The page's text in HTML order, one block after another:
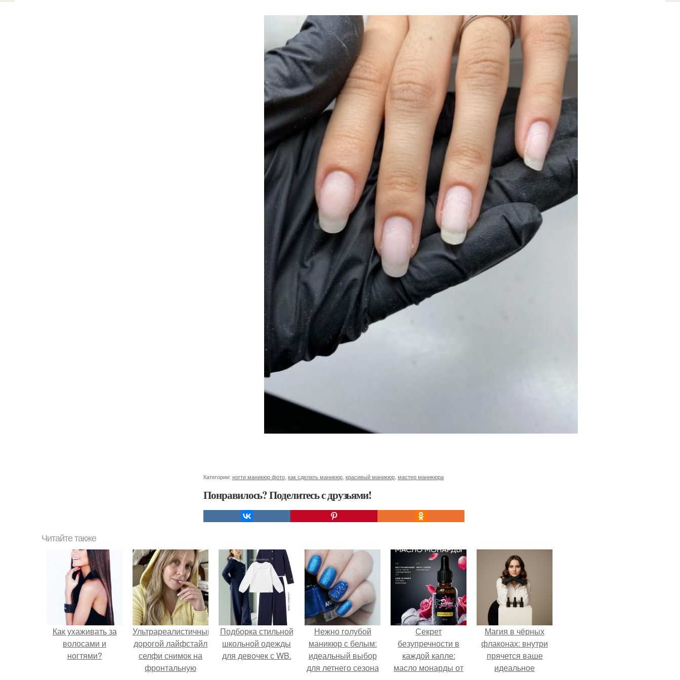
Категории: ногти маникюр фото как сделать маникюр красивый маникюр мастер маникюра
Понравилось? Поделитесь с друзьями!
Читайте также
Как ухаживать за
волосами и
ногтями?
Ультрареалистичный
дорогой лайфстайл
селфи снимок на
фронтальную
Подборка стильной
школьной одежды
для девочек с WB.
Нежно голубой
маникюр с белым:
идеальный выбор
для летнего сезона
Секрет
безупречности в
каждой капле:
масло монарды от
Магия в чёрных
флаконах: внутри
прячется ваше
идеальное